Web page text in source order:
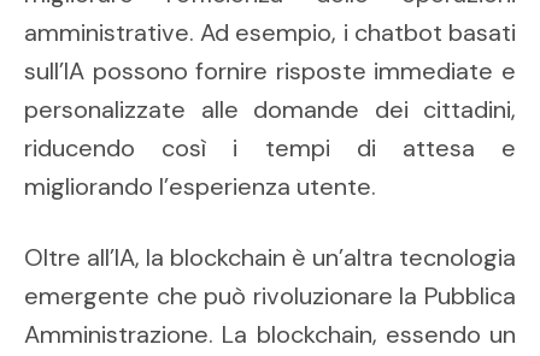
amministrative. Ad esempio, i chatbot basati
sull’IA possono fornire risposte immediate e
personalizzate alle domande dei cittadini,
riducendo così i tempi di attesa e
migliorando l’esperienza utente.
Oltre all’IA, la blockchain è un’altra tecnologia
emergente che può rivoluzionare la Pubblica
Amministrazione. La blockchain, essendo un